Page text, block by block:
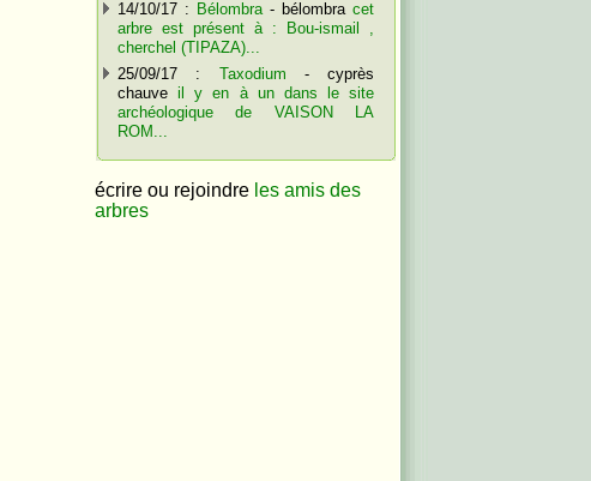
14/10/17 : Bélombra- bélombracet
arbre est présent à : Bou-ismail ,
cherchel (TIPAZA)...
25/09/17 : Taxodium - cyprès
chauve il y en à un dans le site
archéologique de VAISON LA
ROM...
écrire ou rejoindre les amis des
arbres